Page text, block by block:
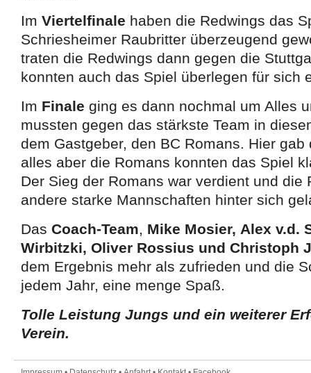
Im Viertelfinale haben die Redwings das
Schriesheimer Raubritter überzeugend
traten die Redwings dann gegen die
konnten auch das Spiel überlegen für sich
Im Finale ging es dann nochmal um Alles
mussten gegen das stärkste Team in
dem Gastgeber, den BC Romans. Hier gab
alles aber die Romans konnten das Spiel
Der Sieg der Romans war verdient und die
andere starke Mannschaften hinter sich
Das Coach-Team, Mike Mosier, Alex v.d.
Wirbitzki, Oliver Rossius und Christoph
dem Ergebnis mehr als zufrieden und die
jedem Jahr, eine menge Spaß.
Tolle Leistung Jungs und ein weiterer
Verein.